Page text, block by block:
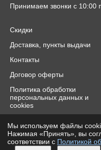
Принимаем звонки с 10:00
Скидки
Доставка, пункты выдачи
Контакты
Договор оферты
Политика обработки
персональных данных и
cookies
2014-2026 © cloverclover.ru,
e-mail:contact@cloverclover.ru
Мы используем файлы
Нажимая «Принять», вы
соответствии с Политикой